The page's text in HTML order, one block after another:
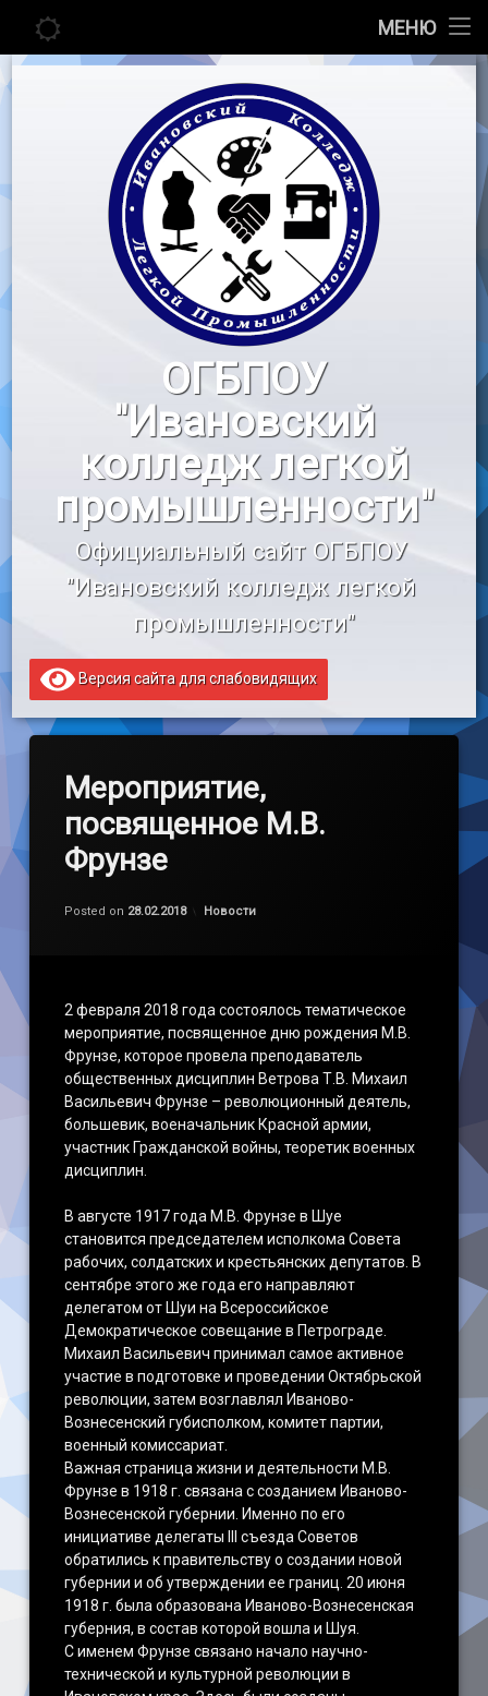
МЕНЮ
Главная
Педагогу
Воспитательная работа
«Профессионалы»
«Профессионалитет»
Образовательный кредит
Перейти
ОГБПОУ
"Ивановский
колледж легкой
промышленности"
Официальный сайт ОГБПОУ
"Ивановский колледж легкой
промышленности"
Версия сайта для слабовидящих
Мероприятие,
посвященное М.В.
Фрунзе
Posted on 28.02.2018
Обновлено на
by
Категории:
Новости
2 февраля 2018 года состоялось тематическое
мероприятие, посвященное дню рождения М.В.
Фрунзе, которое провела преподаватель
общественных дисциплин Ветрова Т.В. Михаил
Васильевич Фрунзе – революционный деятель,
большевик, военачальник Красной армии,
участник Гражданской войны, теоретик военных
дисциплин.
В августе 1917 года М.В. Фрунзе в Шуе
становится председателем исполкома Совета
рабочих, солдатских и крестьянских депутатов. В
сентябре этого же года его направляют
делегатом от Шуи на Всероссийское
Демократическое совещание в Петрограде.
Михаил Васильевич принимал самое активное
участие в подготовке и проведении Октябрьской
революции, затем возглавлял Иваново-
Вознесенский губисполком, комитет партии,
военный комиссариат.
Важная страница жизни и деятельности М.В.
Фрунзе в 1918 г. связана с созданием Иваново-
Вознесенской губернии. Именно по его
инициативе делегаты III съезда Советов
обратились к правительству о создании новой
губернии и об утверждении ее границ. 20 июня
1918 г. была образована Иваново-Вознесенская
губерния, в состав которой вошла и Шуя.
С именем Фрунзе связано начало научно-
технической и культурной революции в